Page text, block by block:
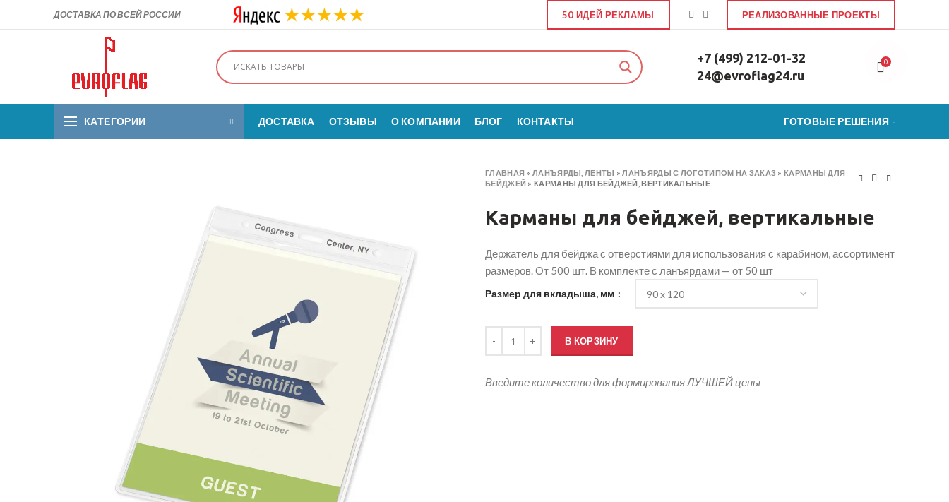
ДОСТАВКА ПО ВСЕЙ РОССИИ 50 ИДЕЙ РЕКЛАМЫ РЕАЛИЗОВАННЫЕ ПРОЕКТЫ
+7 (499) 212-01-32
24@evroflag24.ru
0
КАТЕГОРИИ ДОСТАВКА ОТЗЫВЫ О КОМПАНИИ БЛОГ КОНТАКТЫ ГОТОВЫЕ РЕШЕНИЯ
ГЛАВНАЯ »ЛАНЪЯРДЫ, ЛЕНТЫ »ЛАНЪЯРДЫ С ЛОГОТИПОМ НА ЗАКАЗ »КАРМАНЫ ДЛЯ
БЕЙДЖЕЙ »КАРМАНЫ ДЛЯ БЕЙДЖЕЙ, ВЕРТИКАЛЬНЫЕ
Карманы для бейджей, вертикальные
Держатель для бейджа с отверстиями для использования с карабином, ассортимент
размеров. От 500 шт. В комплекте с ланъярдами — от 50 шт
Размер для вкладыша, мм
В КОРЗИНУ
Введите количество для формирования ЛУЧШЕЙ цены